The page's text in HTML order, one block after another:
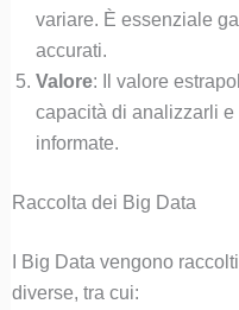
variare. È essenziale
accurati.
Valore: Il valore
capacità di analizzarli
informate.
Raccolta dei Big Data
I Big Data vengono
diverse, tra cui: